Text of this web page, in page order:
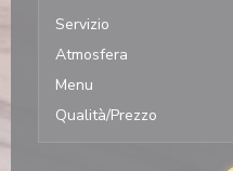
Servizio
Atmosfera
Menu
Qualità/Prezzo